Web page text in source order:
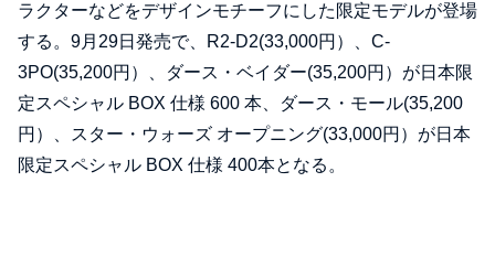
ラクターなどをデザインモチーフにした限定モデルが登場
する。9月29日発売で、R2-D2(33,000円）、C-
3PO(35,200円）、ダース・ベイダー(35,200円）が日本限
定スペシャル BOX 仕様 600 本、ダース・モール(35,200
円）、スター・ウォーズ オープニング(33,000円）が日本
限定スペシャル BOX 仕様 400本となる。